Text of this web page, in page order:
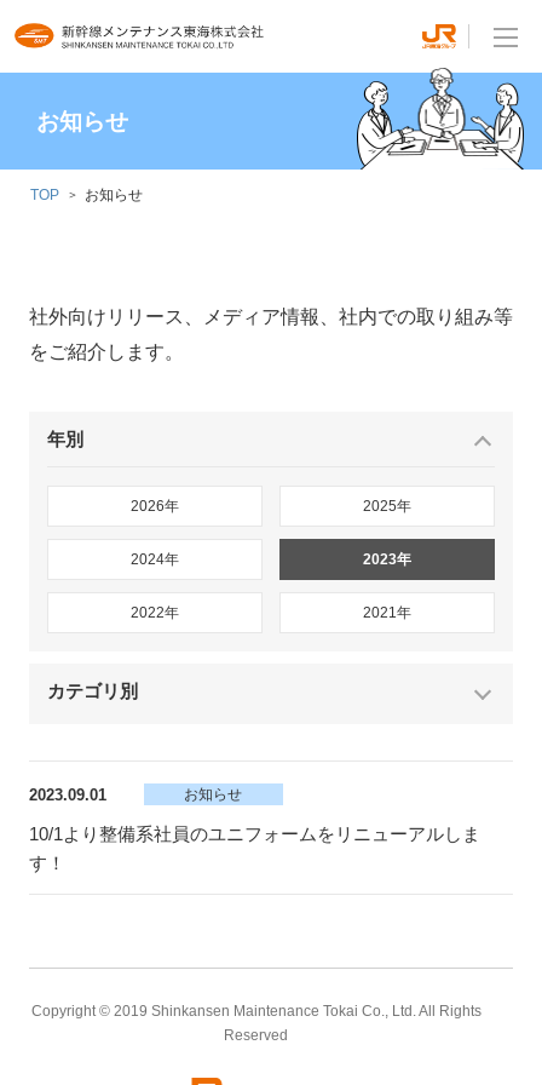
お知らせ
TOP お知らせ
社外向けリリース、メディア情報、社内での取り組み等
をご紹介します。
年別
2026年 2025年
2024年 2023年
2022年 2021年
カテゴリ別
2023.09.01 お知らせ
10/1より整備系社員のユニフォームをリニューアルしま
す！
Copyright © 2019 Shinkansen Maintenance Tokai Co., Ltd. All Rights
Reserved